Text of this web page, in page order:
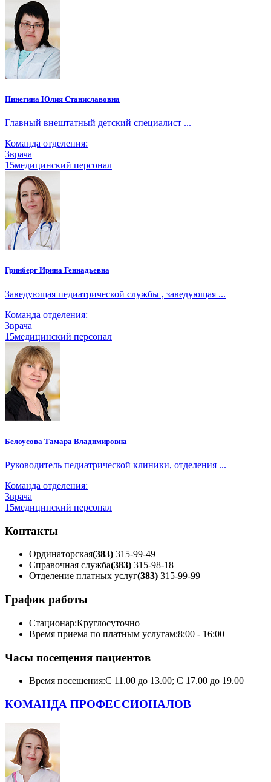
Пинегина Юлия Станиславовна
Главный внештатный детский специалист ...
Команда отделения:
3врача
15медицинский персонал
Гринберг Ирина Геннадьевна
Заведующая педиатрической службы , заведующая ...
Команда отделения:
3врача
15медицинский персонал
Белоусова Тамара Владимировна
Руководитель педиатрической клиники, отделения ...
Команда отделения:
3врача
15медицинский персонал
Контакты
Ординаторская(383) 315-99-49
Справочная служба(383) 315-98-18
Отделение платных услуг(383) 315-99-99
График работы
Стационар:Круглосуточно
Время приема по платным услугам:8:00 - 16:00
Часы посещения пациентов
Время посещения:С 11.00 до 13.00; С 17.00 до 19.00
КОМАНДА ПРОФЕССИОНАЛОВ